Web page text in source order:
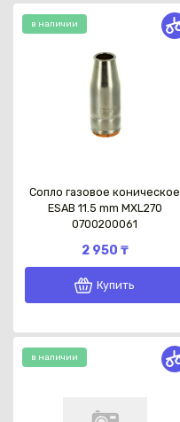
в наличии
Сопло газовое коническое
ESAB 11.5 mm MXL270
0700200061
2 950 ₸
Купить
в наличии